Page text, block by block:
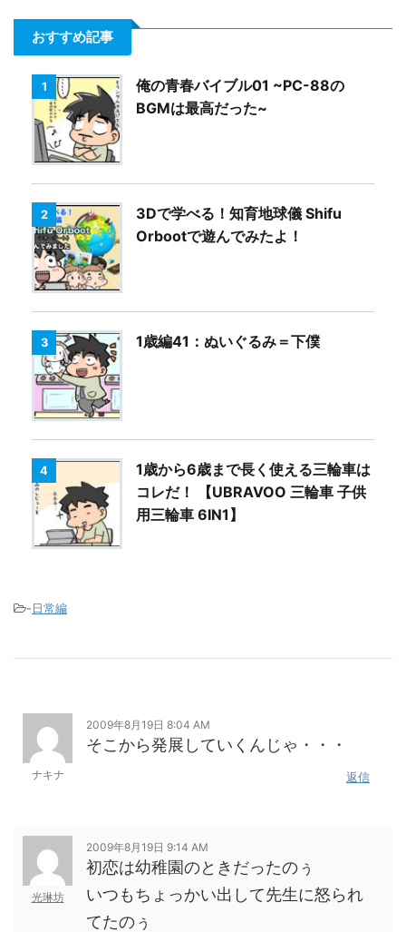
おすすめ記事
1
俺の青春バイブル01 ~PC-88の
BGMは最高だった~
2
3Dで学べる！知育地球儀 Shifu
Orbootで遊んでみたよ！
3 1歳編41：ぬいぐるみ＝下僕
4
1歳から6歳まで長く使える三輪車は
コレだ！ 【UBRAVOO 三輪車 子供
用三輪車 6IN1】
-日常編
ナキナ
2009年8月19日 8:04 AM
そこから発展していくんじゃ・・・
返信
光琳坊
2009年8月19日 9:14 AM
初恋は幼稚園のときだったのぅ
いつもちょっかい出して先生に怒られ
てたのぅ